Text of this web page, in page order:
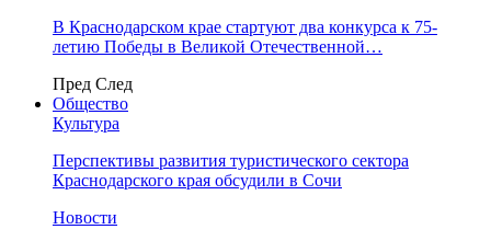
В Краснодарском крае стартуют два конкурса к 75-
летию Победы в Великой Отечественной…
Пред След
Общество
Культура
Перспективы развития туристического сектора
Краснодарского края обсудили в Сочи
Новости